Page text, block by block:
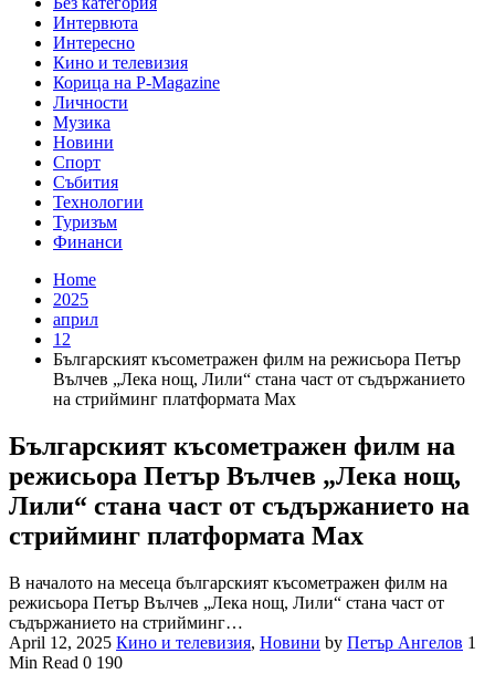
Интервюта
Интересно
Кино и телевизия
Корица на P-Magazine
Личности
Музика
Новини
Спорт
Събития
Технологии
Туризъм
Финанси
Home
2025
април
12
Българският късометражен филм на режисьора Петър
Вълчев „Лека нощ, Лили“ стана част от съдържанието
на стрийминг платформата Max
Българският късометражен филм на
режисьора Петър Вълчев „Лека нощ,
Лили“ стана част от съдържанието на
стрийминг платформата Max
В началото на месеца българският късометражен филм на
режисьора Петър Вълчев „Лека нощ, Лили“ стана част от
съдържанието на стрийминг…
April 12, 2025 Кино и телевизия, Новини by Петър Ангелов 1
Min Read 0 190